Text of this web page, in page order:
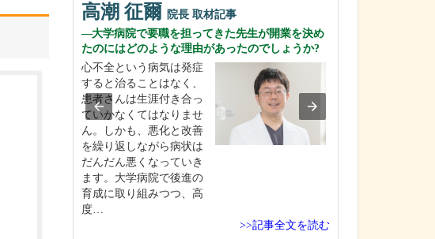
高潮 征爾 院長 取材記事
大学病院で要職を担ってきた先生が開業を決め
たのにはどのような理由があったのでしょうか?
心不全という病気は発症
すると治ることはなく、
患者さんは生涯付き合っ
ていかなくてはなりませ
ん。しかも、悪化と改善
を繰り返しながら病状は
だんだん悪くなっていき
ます。大学病院で後進の
育成に取り組みつつ、高
度…
>>記事全文を読む